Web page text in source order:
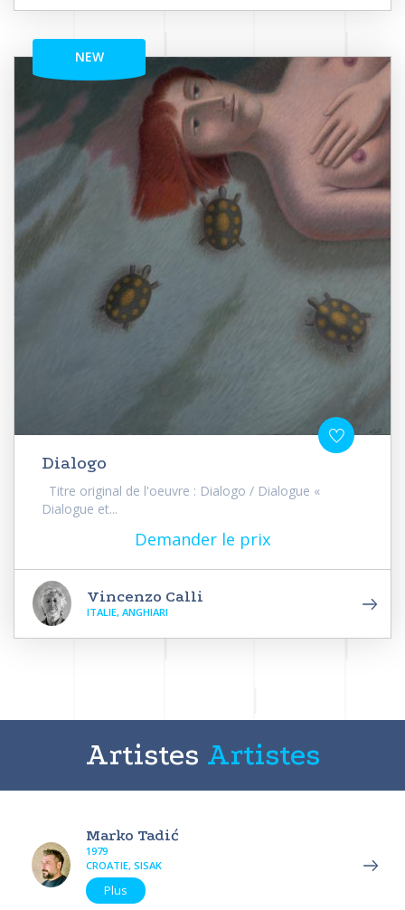
NEW
Dialogo
Titre original de l'oeuvre : Dialogo / Dialogue «
Dialogue et...
Demander le prix
Vincenzo Calli
ITALIE, ANGHIARI
Artistes Artistes
Marko Tadić
1979
CROATIE, SISAK
Plus